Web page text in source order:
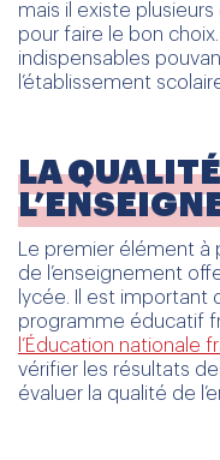
mais il existe
pour faire le bon
indispensables
l’établissement
LA
Le premier élément
de l’enseignement
lycée. Il est important
programme éducatif
l’Éducation nationale
vérifier les résultats
évaluer la qualité de